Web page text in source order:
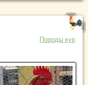
Породы кур